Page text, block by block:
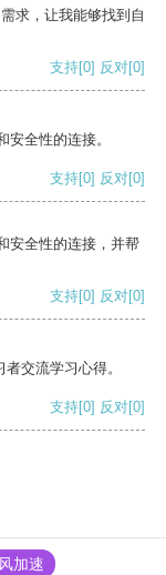
求，让我能够找到自
支持[0] 反对[0]
全性的连接。
支持[0] 反对[0]
安全性的连接，并帮
支持[0] 反对[0]
交流学习心得。
支持[0] 反对[0]
加速